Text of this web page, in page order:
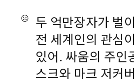
☹️
두 억만장자가 벌
전 세계인의 관심
있어. 싸움의 주인
스크와 마크 저커